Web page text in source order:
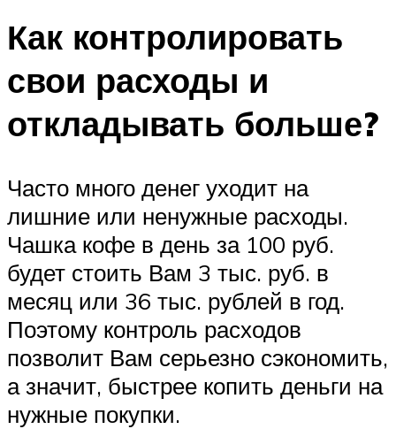
Как контролировать
свои расходы и
откладывать больше?
Часто много денег уходит на
лишние или ненужные расходы.
Чашка кофе в день за 100 руб.
будет стоить Вам 3 тыс. руб. в
месяц или 36 тыс. рублей в год.
Поэтому контроль расходов
позволит Вам серьезно сэкономить,
а значит, быстрее копить деньги на
нужные покупки.